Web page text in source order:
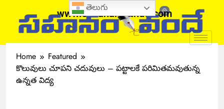
www.sahanamvande.com
Home
Featured
కొలువులు చూపని చదువులు – పట్టాలకే పరిమితమవుతున్న
ఉన్నత విద్య
తెలుగు